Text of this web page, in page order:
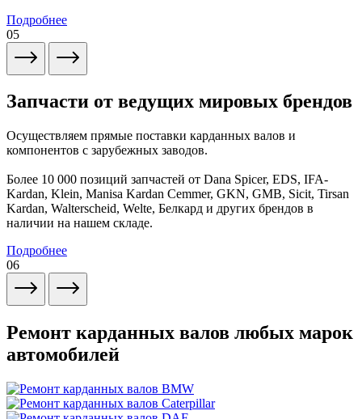
Подробнее
05
Запчасти от ведущих мировых брендов
Осуществляем прямые поставки карданных валов и
компонентов с зарубежных заводов.
Более 10 000 позиций запчастей от Dana Spicer, EDS, IFA-
Kardan, Klein, Manisa Kardan Cemmer, GKN, GMB, Sicit, Tirsan
Kardan, Walterscheid, Welte, Белкард и других брендов в
наличии на нашем складе.
Подробнее
06
Ремонт карданных валов любых марок
автомобилей